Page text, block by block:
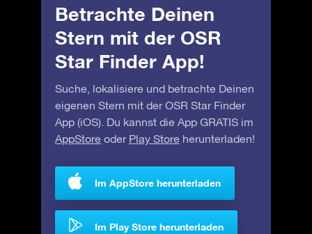
Betrachte Deinen
Stern mit der OSR
Star Finder App!
Suche, lokalisiere und betrachte Deinen
eigenen Stern mit der OSR Star Finder
App (iOS). Du kannst die App GRATIS im
AppStore oder Play Store herunterladen!
Im AppStore herunterladen
Im Play Store herunterladen